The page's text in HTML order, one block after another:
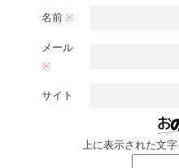
名前 ※
メール
※
サイト
上に表示された文字